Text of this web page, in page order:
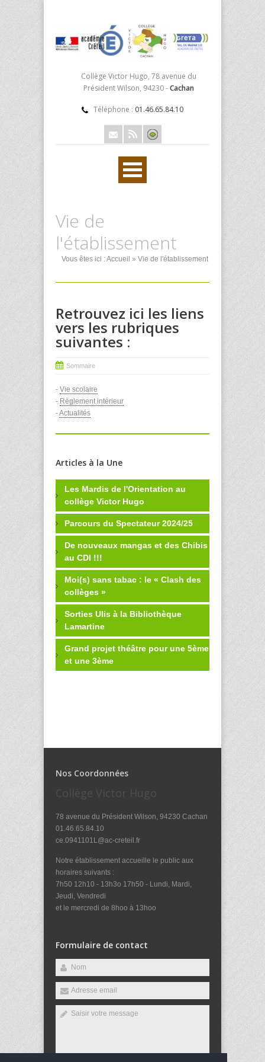
Collège Victor Hugo, 78 avenue du
Président Wilson, 94230 -Cachan
Téléphone : 01.46.65.84.10
Vie de
l'établissement
Vous êtes ici :Accueil » Vie de l'établissement
Retrouvez ici les liens
vers les rubriques
suivantes :
Sommaire
- Vie scolaire
- Règlement intérieur
-Actualités
Articles à la Une
Les Mardis de l'Orientation au
collège Victor Hugo
Parcours du Spectateur 2024/25
De nouveaux mangas et des Chibis
au CDI !!!
Moi(s) sans tabac : le « Clash des
collèges »
Sorties Ulis à la Bibliothèque
Lamartine
Grand projet théâtre pour une 5ème
et une 3ème
Nos Coordonnées
Collège Victor Hugo
78 avenue du Président Wilson, 94230 Cachan
01.46.65.84.10
ce.0941101L@ac-creteil.fr
Notre établissement accueille le public aux
horaires suivants :
7h50 12h10 - 13h3o 17h50 - Lundi, Mardi,
Jeudi, Vendredi
et le mercredi de 8hoo à 13hoo
Formulaire de contact